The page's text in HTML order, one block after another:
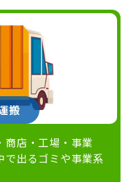
搬
商店・工場・事業
で出るゴミや事業系